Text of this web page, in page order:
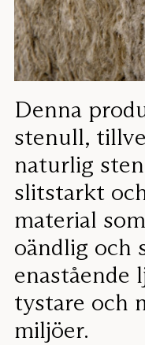
Denna
stenull,
naturlig
slitstarkt
material
oändlig och
enastående
tystare och
miljöer.